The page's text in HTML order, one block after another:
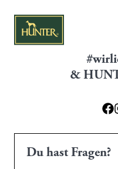
&
Du hast Fragen?